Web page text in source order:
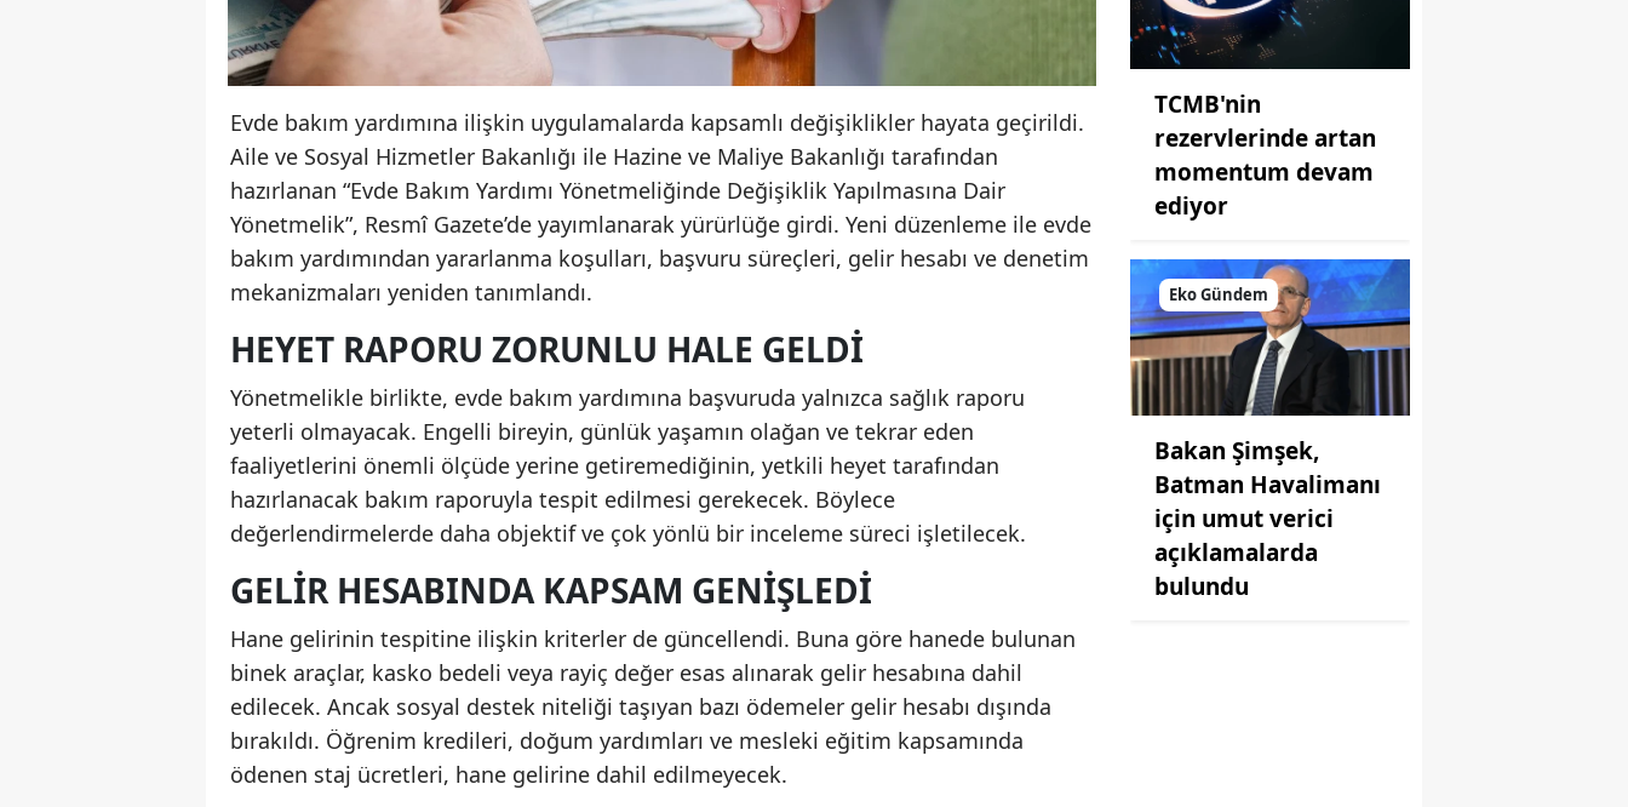
Evde bakım yardımına ilişkin uygulamalarda kapsamlı değişiklikler hayata geçirildi.
Aile ve Sosyal Hizmetler Bakanlığı ile Hazine ve Maliye Bakanlığı tarafından
hazırlanan “Evde Bakım Yardımı Yönetmeliğinde Değişiklik Yapılmasına Dair
Yönetmelik”, Resmî Gazete’de yayımlanarak yürürlüğe girdi. Yeni düzenleme ile evde
bakım yardımından yararlanma koşulları, başvuru süreçleri, gelir hesabı ve denetim
mekanizmaları yeniden tanımlandı.
HEYET RAPORU ZORUNLU HALE GELDI
Yönetmelikle birlikte, evde bakım yardımına başvuruda yalnızca sağlık raporu
yeterli olmayacak. Engelli bireyin, günlük yaşamın olağan ve tekrar eden
faaliyetlerini önemli ölçüde yerine getiremediğinin, yetkili heyet tarafından
hazırlanacak bakım raporuyla tespit edilmesi gerekecek. Böylece
değerlendirmelerde daha objektif ve çok yönlü bir inceleme süreci işletilecek.
GELIR HESABINDA KAPSAM GENIŞLEDI
Hane gelirinin tespitine ilişkin kriterler de güncellendi. Buna göre hanede bulunan
binek araçlar, kasko bedeli veya rayiç değer esas alınarak gelir hesabına dahil
edilecek. Ancak sosyal destek niteliği taşıyan bazı ödemeler gelir hesabı dışında
bırakıldı. Öğrenim kredileri, doğum yardımları ve mesleki eğitim kapsamında
ödenen staj ücretleri, hane gelirine dahil edilmeyecek.
TCMB'nin
rezervlerinde artan
momentum devam
ediyor
Eko Gündem
Bakan Şimşek,
Batman Havalimanı
için umut verici
açıklamalarda
bulundu